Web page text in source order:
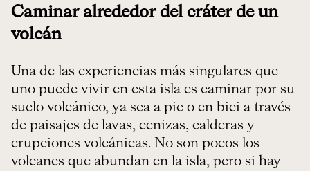
Caminar alrededor del cráter de un
volcán
Una de las experiencias más singulares que
uno puede vivir en esta isla es caminar por su
suelo volcánico, ya sea a pie o en bici a través
de paisajes de lavas, cenizas, calderas y
erupciones volcánicas. No son pocos los
volcanes que abundan en la isla, pero si hay